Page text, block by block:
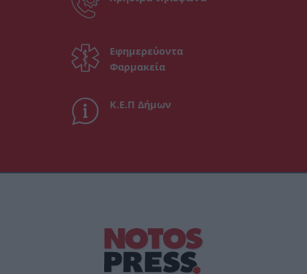
Εφημερεύοντα
Φαρμακεία
Κ.Ε.Π Δήμων